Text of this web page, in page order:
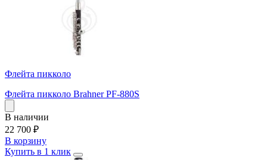
Флейта пикколо
Флейта пикколо Brahner PF-880S
В наличии
22 700 ₽
В корзину
Купить в 1 клик